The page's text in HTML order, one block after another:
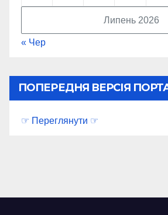
Липень 2026
« Чер
ПОПЕРЕДНЯ ВЕРСІЯ
☞ Переглянути ☞